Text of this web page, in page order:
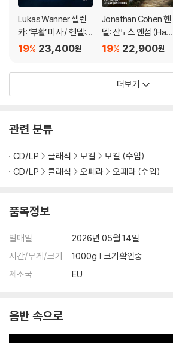
Lukas Wanner 젤렌
카: ‘부활’ 미사 / 헨델:
‘캐롤라인 왕비를 위한
a: Missa Paschalis /
hem for Queen Car
23,400원
19%
Jonathan Cohen 헨
델: 샨도스 앤섬 (Hand
el: Chandos Anthe
annons)
22,900원
19%
더보기
관련 분류
CD/LP 클래식 보컬
보컬 (수입)
CD/LP
클래식 오페라 오페라 (수입)
품목정보
발매일
2026년 05월 14일
시간/무게/크기
1000g | 크기확인중
제조국
EU
음반 속으로